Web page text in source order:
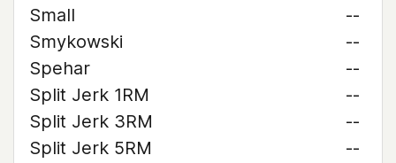
Small
--
Smykowski
--
Spehar
--
Split Jerk 1RM
--
Split Jerk 3RM
--
Split Jerk 5RM
--